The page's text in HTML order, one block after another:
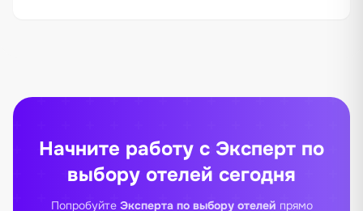
Начните работу с Эксперт по
выбору отелей сегодня
Попробуйте Эксперта по выбору отелей прямо